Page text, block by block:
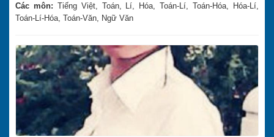
Các môn: Tiếng Việt, Toán, Lí, Hóa, Toán-Lí, Toán-Hóa, Hóa-Lí,
Toán-Lí-Hóa, Toán-Văn, Ngữ Văn